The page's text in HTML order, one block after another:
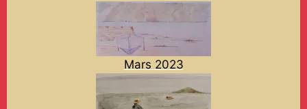
Mars 2023